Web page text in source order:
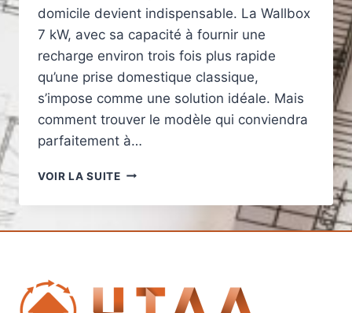
domicile devient indispensable. La Wallbox
7 kW, avec sa capacité à fournir une
recharge environ trois fois plus rapide
qu’une prise domestique classique,
s’impose comme une solution idéale. Mais
comment trouver le modèle qui conviendra
parfaitement à…
VOIR LA SUITEQUELS
DE
UNE
RECHARGE